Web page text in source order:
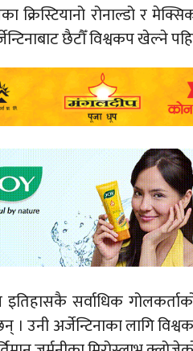
क्रिस्टियानो रोनाल्डो र
छैटौँ विश्वकप खेल्ने
इतिहासकै सर्वाधिक
। उनी अर्जेन्टिनाका लागि